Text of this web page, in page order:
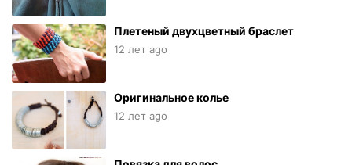
Плетеный двухцветный браслет
12 лет ago
Оригинальное колье
12 лет ago